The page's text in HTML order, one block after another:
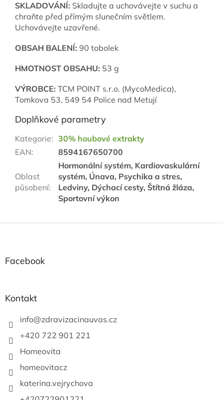
SKLADOVÁNÍ: Skladujte a uchovávejte v suchu a
chraňte před přímým slunečním světlem.
Uchovávejte uzavřené.
OBSAH BALENÍ: 90 tobolek
HMOTNOST OBSAHU: 53 g
VÝROBCE: TCM POINT s.r.o. (MycoMedica),
Tomkova 53, 549 54 Police nad Metují
Doplňkové parametry
Kategorie: 30% houbové extrakty
EAN: 8594167650700
Oblast
působení:
Hormonální systém, Kardiovaskulární
systém, Únava, Psychika a stres,
Ledviny, Dýchací cesty, Štítná žláza,
Sportovní výkon
Facebook
Kontakt
info@zdravizacinauvas.cz
+420 722 901 221
Homeovita
homeovitacz
katerina.vejrychova